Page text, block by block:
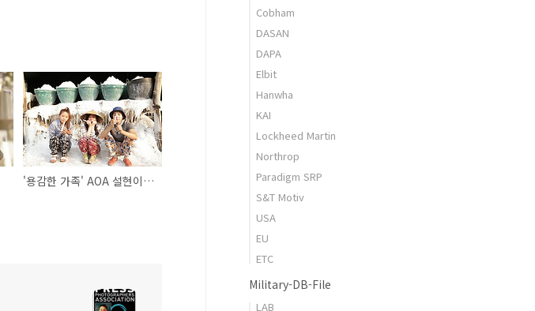
'용감한 가족' AOA 설현이 라오스 촬영의 비하인드 컷을 공개!
Cobham
DASAN
DAPA
Elbit
Hanwha
KAI
Lockheed Martin
Northrop
Paradigm SRP
S&T Motiv
USA
EU
ETC
Military-DB-File
LAB